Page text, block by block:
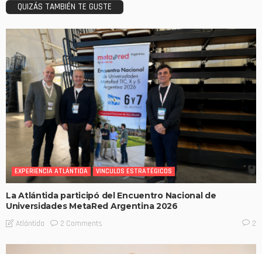
QUIZÁS TAMBIÉN TE GUSTE
EXPERIENCIA ATLÁNTIDA VINCULOS ESTRATÉGICOS
La Atlántida participó del Encuentro Nacional de
Universidades MetaRed Argentina 2026
Atlántida 2 Comments 2